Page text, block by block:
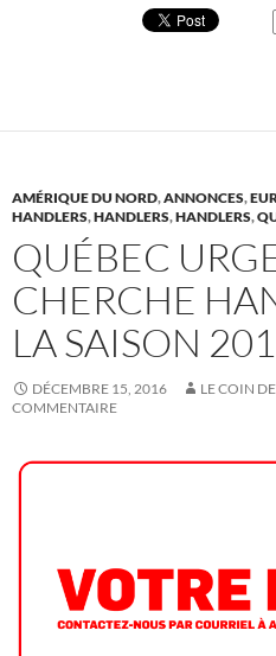
AMÉRIQUE DU NORD,ANNONCES,
HANDLERS,HANDLERS,HANDLERS,
QUÉBEC
CHERCHE
LA SAISON
DÉCEMBRE 15, 2016 LE COIN
COMMENTAIRE